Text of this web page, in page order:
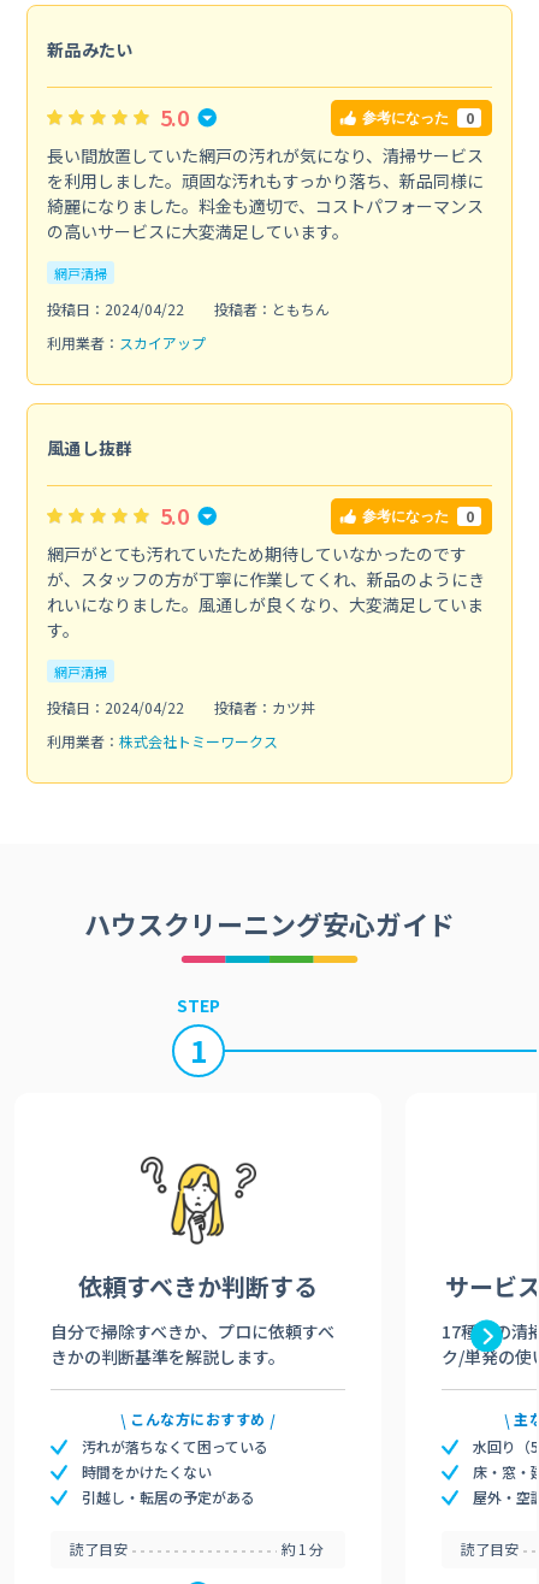
新品みたい
5.0 参考になった 0
長い間放置していた網戸の汚れが気になり、清掃サービス
を利用しました。頑固な汚れもすっかり落ち、新品同様に
綺麗になりました。料金も適切で、コストパフォーマンス
の高いサービスに大変満足しています。
網戸清掃
投稿日：2024/04/22
投稿者：ともちん
利用業者： スカイアップ
風通し抜群
5.0 参考になった 0
網戸がとても汚れていたため期待していなかったのです
が、スタッフの方が丁寧に作業してくれ、新品のようにき
れいになりました。風通しが良くなり、大変満足していま
す。
網戸清掃
投稿日：2024/04/22
投稿者：カツ丼
利用業者： 株式会社トミーワークス
ハウスクリーニング安心ガイド
STEP
1
依頼すべきか判断する
自分で掃除すべきか、プロに依頼すべ
きかの判断基準を解説します。
こんな方におすすめ
汚れが落ちなくて困っている
時間をかけたくない
引越し・転居の予定がある
読了目安 約1分
サービ
17種類の清
ク/単発の使
主
水回り（
床・窓・
屋外・空
読了目安